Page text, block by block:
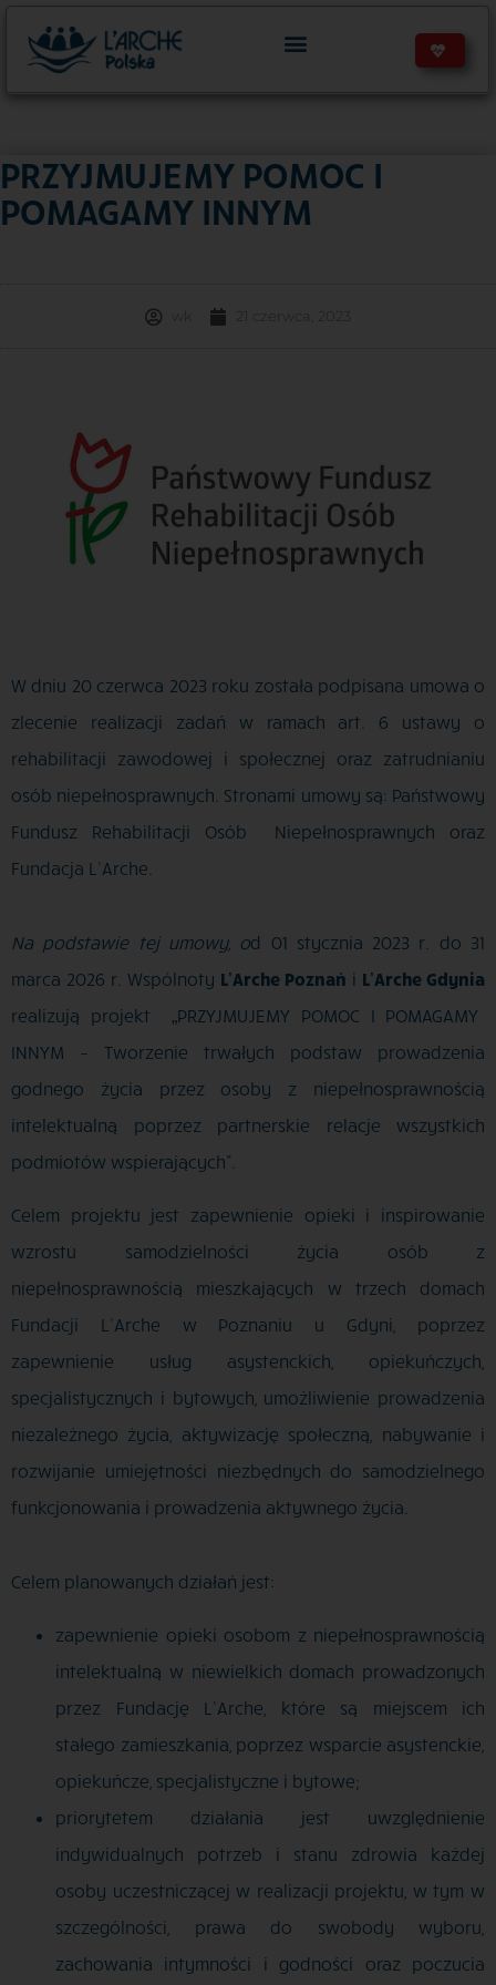
PRZYJMUJEMY POMOC I
POMAGAMY INNYM
21 czerwca, 2023
W dniu 20 czerwca 2023 roku została podpisana umowa o
zlecenie realizacji zadań w ramach art. 6 ustawy o
rehabilitacji zawodowej i społecznej oraz zatrudnianiu
osób niepełnosprawnych. Stronami umowy są: Państwowy
Fundusz Rehabilitacji Osób Niepełnosprawnych oraz
Fundacja L’Arche.
Na podstawie tej umowy, od 01 stycznia 2023 r. do 31
marca 2026 r. Wspólnoty L’Arche Poznań i L’Arche Gdynia
realizują projekt „PRZYJMUJEMY POMOC I POMAGAMY
INNYM – Tworzenie trwałych podstaw prowadzenia
godnego życia przez osoby z niepełnosprawnością
intelektualną poprzez partnerskie relacje wszystkich
podmiotów wspierających”.
Celem projektu jest zapewnienie opieki i inspirowanie
wzrostu samodzielności życia osób z
niepełnosprawnością mieszkających w trzech domach
Fundacji L’Arche w Poznaniu u Gdyni, poprzez
zapewnienie usług asystenckich, opiekuńczych,
specjalistycznych i bytowych, umożliwienie prowadzenia
niezależnego życia, aktywizację społeczną, nabywanie i
rozwijanie umiejętności niezbędnych do samodzielnego
funkcjonowania i prowadzenia aktywnego życia.
Celem planowanych działań jest:
zapewnienie opieki osobom z niepełnosprawnością
intelektualną w niewielkich domach prowadzonych
przez Fundację L’Arche, które są miejscem ich
stałego zamieszkania, poprzez wsparcie asystenckie,
opiekuńcze, specjalistyczne i bytowe;
priorytetem działania jest uwzględnienie
indywidualnych potrzeb i stanu zdrowia każdej
osoby uczestniczącej w realizacji projektu, w tym w
szczególności, prawa do swobody wyboru,
zachowania intymności i godności oraz poczucia